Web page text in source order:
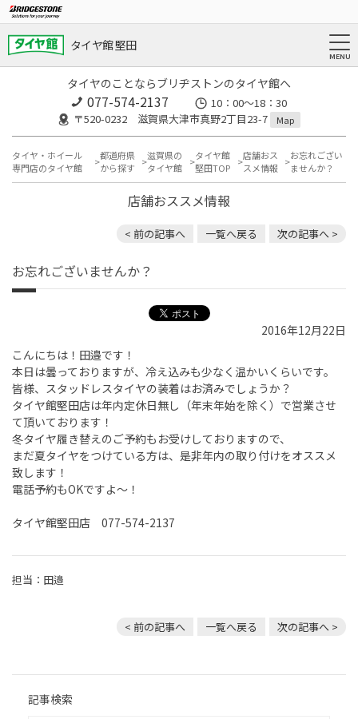
タイヤ館 堅田
タイヤのことならブリヂストンのタイヤ館へ
077-574-2137
10：00～18：30
〒520-0232 滋賀県大津市真野2丁目23-7
Map
タイヤ・ホイール
専門店のタイヤ館
都道府県
から探す
滋賀県の
タイヤ館
タイヤ館
堅田TOP
店舗おス
スメ情報
お忘れござい
ませんか？
店舗おススメ情報
< 前の記事へ 一覧へ戻る 次の記事へ >
お忘れございませんか？
2016年12月22日
こんにちは！田邉です！
本日は曇っておりますが、冷え込みも少なく温かいくらいです。
皆様、スタッドレスタイヤの装着はお済みでしょうか？
タイヤ館堅田店は年内定休日無し（年末年始を除く）で営業させ
て頂いております！
冬タイヤ履き替えのご予約もお受けしておりますので、
まだ夏タイヤをつけている方は、是非年内の取り付けをオススメ
致します！
電話予約もOKですよ～！
タイヤ館堅田店 077-574-2137
担当：田邉
< 前の記事へ 一覧へ戻る 次の記事へ >
記事検索